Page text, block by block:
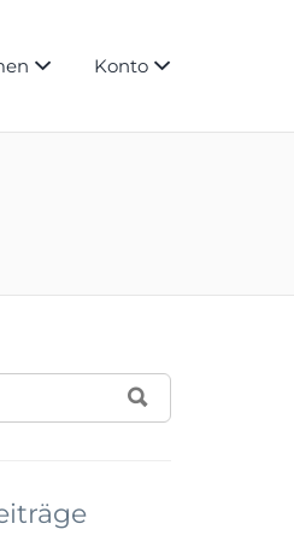
Konto